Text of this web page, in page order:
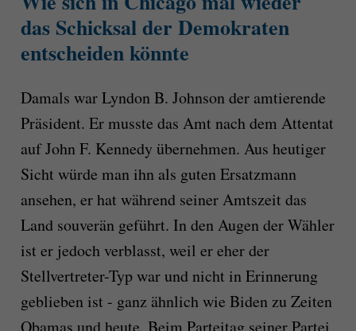
das Schicksal der Demokraten
entscheiden könnte
Damals war Lyndon B. Johnson der amtierende
Präsident. Er musste das Amt nach dem Attentat
auf John F. Kennedy übernehmen. Aus heutiger
Sicht würde man ihn als guten Ersatzmann
ansehen, er hat während seiner Amtszeit das
Land souverän geführt. In den Augen der Wähler
ist er jedoch verblasst, weil er eher der
Stellvertreter-Typ war und nicht in Erinnerung
geblieben ist - ganz ähnlich wie Biden zu Zeiten
Obamas und heute. Beim Parteitag seiner Partei